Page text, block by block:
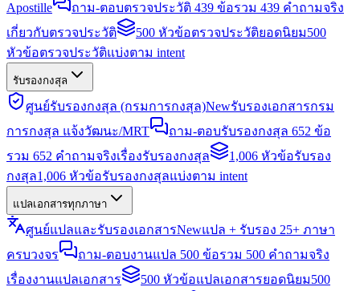
Apostille
ถาม-ตอบตรวจประวัติ 439 ข้อรวม 439 คำถามจริง
เกี่ยวกับตรวจประวัติ
500 หัวข้อตรวจประวัติยอดนิยม500
หัวข้อตรวจประวัติแบ่งตาม intent
รับรองกงสุล
ศูนย์รับรองกงสุล (กรมการกงสุล)Newรับรองเอกสารกรม
การกงสุล แจ้งวัฒนะ/MRT
ถาม-ตอบรับรองกงสุล 652 ข้อ
รวม 652 คำถามจริงเรื่องรับรองกงสุล
1,006 หัวข้อรับรอง
กงสุล1,006 หัวข้อรับรองกงสุลแบ่งตาม intent
แปลเอกสารทุกภาษา
ศูนย์แปลและรับรองเอกสารNewแปล + รับรอง 25+ ภาษา
ครบวงจร
ถาม-ตอบงานแปล 500 ข้อรวม 500 คำถามจริง
เรื่องงานแปลเอกสาร
500 หัวข้อแปลเอกสารยอดนิยม500